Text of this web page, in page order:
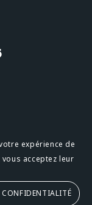
PESSAC
expérience de
acceptez leur
CONFIDENTIALITÉ